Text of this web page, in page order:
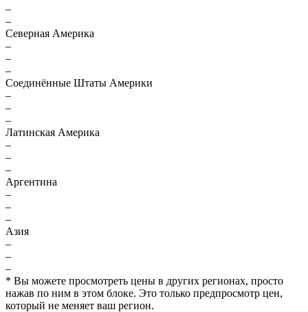
–
–
Северная Америка
–
–
–
Соединённые Штаты Америки
–
–
–
Латинская Америка
–
–
–
Аргентина
–
–
–
Азия
–
–
–
* Вы можете просмотреть цены в других регионах, просто
нажав по ним в этом блоке. Это только предпросмотр цен,
который не меняет ваш регион.